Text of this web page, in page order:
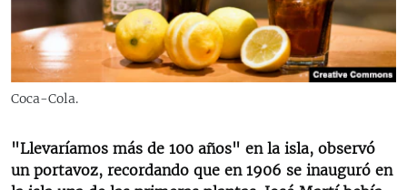
RADIO MARTÍ
ESPECIALES
ESPECIALES
SER VIEJO EN CUBA
KENTU-CUBANO
MULTIMEDIA
SÍGUENOS
Coca-Cola.
"Llevaríamos más de 100 años" en la isla, observó
un portavoz, recordando que en 1906 se inauguró en